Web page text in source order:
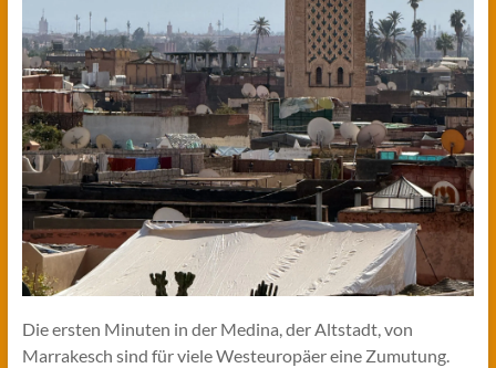
Die ersten Minuten in der Medina, der Altstadt, von
Marrakesch sind für viele Westeuropäer eine Zumutung.